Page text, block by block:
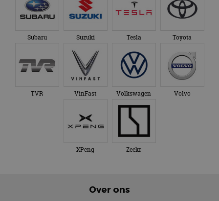
Subaru Suzuki Tesla Toyota
TVR VinFast Volkswagen Volvo
XPeng Zeekr
Over ons